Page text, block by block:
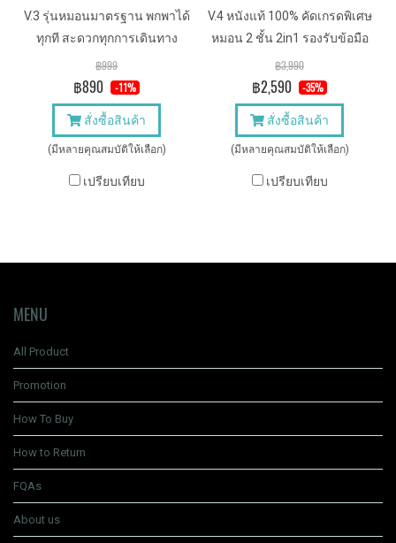
V.3 รุ่นหมอนมาตรฐาน พกพาได้
ทุกที สะดวกทุกการเดินทาง
฿999
฿890 -11%
สั่งซื้อสินค้า
(มีหลายคุณสมบัติให้เลือก)
เปรียบเทียบ
V.4 หนังแท้ 100% คัดเกรดพิเศษ
หมอน 2 ชั้น 2in1 รองรับข้อมือ
มาตรฐานและสายนาฬิกาสั้น
สำหรับคนข้อมือเล็ก
฿3,990
฿2,590 -35%
สั่งซื้อสินค้า
(มีหลายคุณสมบัติให้เลือก)
เปรียบเทียบ
MENU
All Product
Promotion
How To Buy
How to Return
FQAs
About us